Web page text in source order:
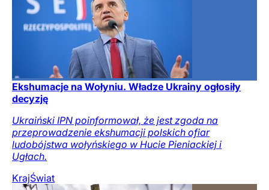
Ekshumacje na Wołyniu. Władze Ukrainy ogłosiły
decyzję
Ukraiński IPN poinformował, że jest zgoda na
przeprowadzenie ekshumacji polskich ofiar
ludobójstwa wołyńskiego w Hucie Pieniackiej i
Ugłach.
KrajŚwiat